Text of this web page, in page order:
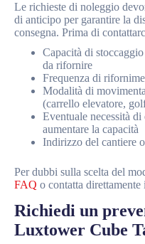
Le richieste di noleggio
di anticipo per garantire la
consegna. Prima di
Capacità di
da rifornire
Frequenza di
Modalità di
(carrello elevatore,
Eventuale necessità
aumentare la capacità
Indirizzo del cantiere
Per dubbi sulla scelta del
FAQ o contatta direttamente
Richiedi un
Luxtower Cube